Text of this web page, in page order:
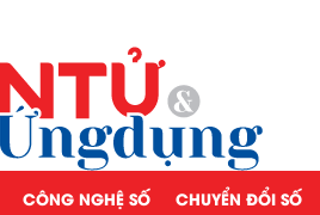
CÔNG NGHỆ SỐ CHUYỂN ĐỔI SỐ